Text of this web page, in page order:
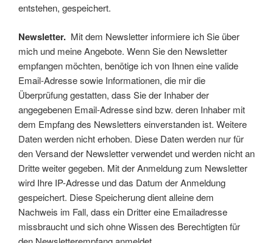
entstehen, gespeichert.
Newsletter. Mit dem Newsletter informiere ich Sie über
mich und meine Angebote. Wenn Sie den Newsletter
empfangen möchten, benötige ich von Ihnen eine valide
Email-Adresse sowie Informationen, die mir die
Überprüfung gestatten, dass Sie der Inhaber der
angegebenen Email-Adresse sind bzw. deren Inhaber mit
dem Empfang des Newsletters einverstanden ist. Weitere
Daten werden nicht erhoben. Diese Daten werden nur für
den Versand der Newsletter verwendet und werden nicht an
Dritte weiter gegeben. Mit der Anmeldung zum Newsletter
wird Ihre IP-Adresse und das Datum der Anmeldung
gespeichert. Diese Speicherung dient alleine dem
Nachweis im Fall, dass ein Dritter eine Emailadresse
missbraucht und sich ohne Wissen des Berechtigten für